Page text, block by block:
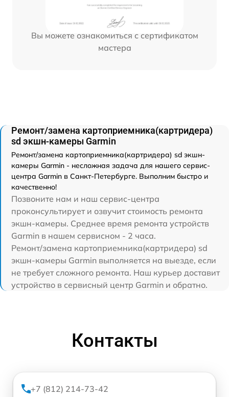
Вы можете ознакомиться с сертификатом
мастера
Ремонт/замена картоприемника(картридера)
sd экшн-камеры Garmin
Ремонт/замена картоприемника(картридера) sd экшн-
камеры Garmin - несложная задача для нашего сервис-
центра Garmin в Санкт-Петербурге. Выполним быстро и
качественно!
Позвоните нам и наш сервис-центра
проконсультирует и озвучит стоимость ремонта
экшн-камеры. Среднее время ремонта устройств
Garmin в нашем сервисном - 2 часа.
Ремонт/замена картоприемника(картридера) sd
экшн-камеры Garmin выполняется на выезде, если
не требует сложного ремонта. Наш курьер доставит
устройство в сервисный центр Garmin и обратно.
Контакты
+7 (812) 214-73-42